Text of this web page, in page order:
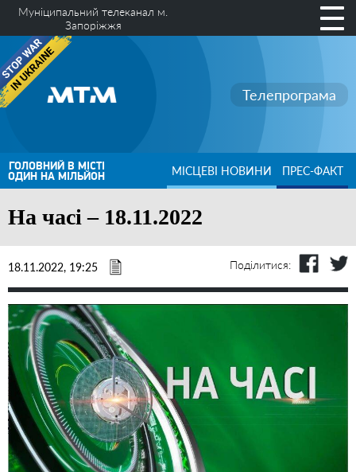
Муніципальний телеканал м.
Запоріжжя
Телепрограма
ГОЛОВНИЙ В МІСТІ
ОДИН НА МІЛЬЙОН МІСЦЕВІ НОВИНИ ПРЕС-ФАКТ
На часі – 18.11.2022
18.11.2022, 19:25 Поділитися: